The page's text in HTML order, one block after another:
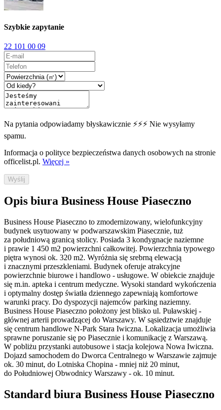
Szybkie zapytanie
22 101 00 09
Na pytania odpowiadamy błyskawicznie ⚡⚡⚡ Nie wysyłamy
spamu.
Informacja o polityce bezpieczeństwa danych osobowych na stronie
officelist.pl. Więcej »
Wyślij
Opis biura Business House Piaseczno
Business House Piaseczno to zmodernizowany, wielofunkcyjny
budynek usytuowany w podwarszawskim Piasecznie, tuż
za południową granicą stolicy. Posiada 3 kondygnacje naziemne
i prawie 1 450 m2 powierzchni całkowitej. Powierzchnia typowego
piętra wynosi ok. 320 m2. Wyróżnia się srebrną elewacją
i znacznymi przeszkleniami. Budynek oferuje atrakcyjne
powierzchnie biurowe i handlowo - usługowe. W obiekcie znajduje
się m.in. apteka i centrum medyczne. Wysoki standard wykończenia
i optymalny dostęp światła dziennego zapewniają komfortowe
warunki pracy. Do dyspozycji najemców parking naziemny.
Business House Piaseczno położony jest blisko ul. Puławskiej -
głównej arterii prowadzącej do Warszawy. W sąsiedztwie znajduje
się centrum handlowe N-Park Stara Iwiczna. Lokalizacja umożliwia
sprawne poruszanie się po Piasecznie i komunikację z Warszawą.
W pobliżu przystanki autobusowe i stacja kolejowa Nowa Iwiczna.
Dojazd samochodem do Dworca Centralnego w Warszawie zajmuje
ok. 30 minut, do Lotniska Chopina - mniej niż 20 minut,
do Południowej Obwodnicy Warszawy - ok. 10 minut.
Standard biura Business House Piaseczno